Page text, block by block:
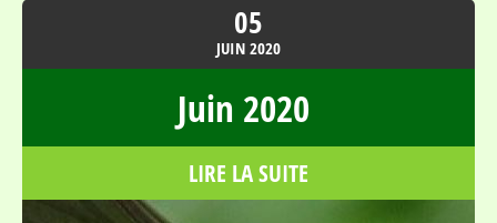
05
JUIN2020
Juin 2020
LIRE LA SUITE